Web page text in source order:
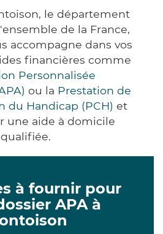
le département
de la France,
accompagne dans vos
financières comme
Personnalisée
ou la Prestation de
du Handicap (PCH) et
une aide à domicile
qualifiée.
à fournir pour
APA à